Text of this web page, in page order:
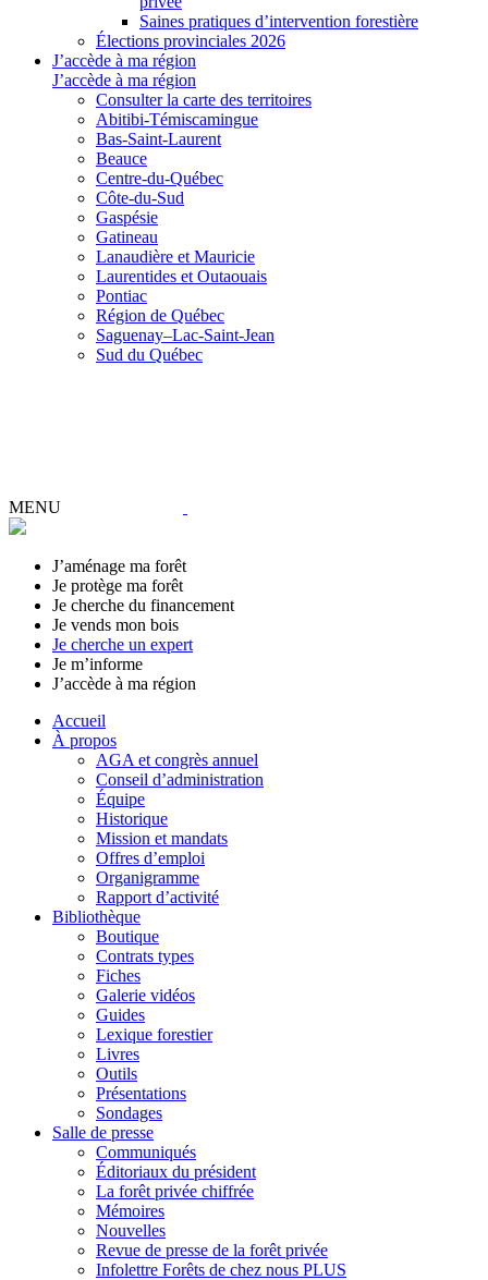
Saines pratiques d’intervention forestière
Élections provinciales 2026
J’accède à ma région
J’accède à ma région
Consulter la carte des territoires
Abitibi-Témiscamingue
Bas-Saint-Laurent
Beauce
Centre-du-Québec
Côte-du-Sud
Gaspésie
Gatineau
Lanaudière et Mauricie
Laurentides et Outaouais
Pontiac
Région de Québec
Saguenay–Lac-Saint-Jean
Sud du Québec
MENU
J’aménage ma forêt
Je protège ma forêt
Je cherche du financement
Je vends mon bois
Je cherche un expert
Je m’informe
J’accède à ma région
Accueil
À propos
AGA et congrès annuel
Conseil d’administration
Équipe
Historique
Mission et mandats
Offres d’emploi
Organigramme
Rapport d’activité
Bibliothèque
Boutique
Contrats types
Fiches
Galerie vidéos
Guides
Lexique forestier
Livres
Outils
Présentations
Sondages
Salle de presse
Communiqués
Éditoriaux du président
La forêt privée chiffrée
Mémoires
Nouvelles
Revue de presse de la forêt privée
Infolettre Forêts de chez nous PLUS